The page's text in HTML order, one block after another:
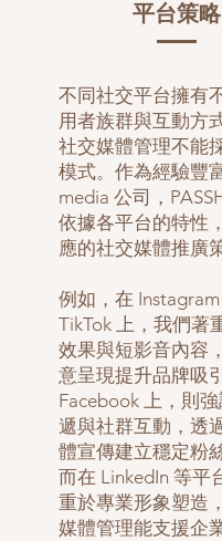
平台策略
不同社交平台擁有
用者族群與互動方
社交媒體管理不能
模式。作為經驗豐
media 公司，
依據各平台的特性
應的社交媒體推廣
例如，在
TikTok 上，我們著
效果與短影音內容
意呈現提升品牌吸
Facebook 上，則
遞與社群互動，透
體宣傳建立穩定粉
而在 LinkedIn 等平
重於專業形象塑造
媒體管理能支援企